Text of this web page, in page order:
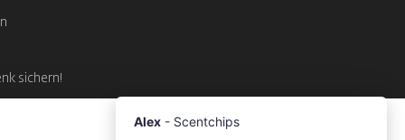
sichern!